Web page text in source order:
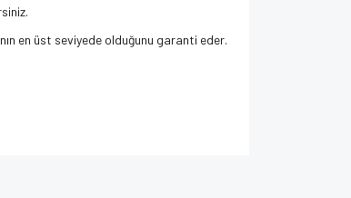
en üst seviyede olduğunu garanti eder.